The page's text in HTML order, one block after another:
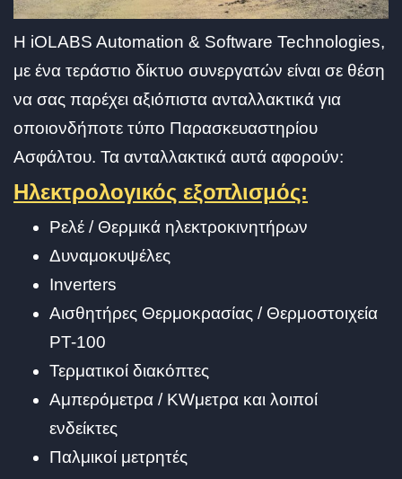
Η iOLABS Automation & Software Technologies,
με ένα τεράστιο δίκτυο συνεργατών είναι σε θέση
να σας παρέχει αξιόπιστα ανταλλακτικά για
οποιονδήποτε τύπο Παρασκευαστηρίου
Ασφάλτου. Τα ανταλλακτικά αυτά αφορούν:
Ηλεκτρολογικός εξοπλισμός:
Ρελέ / Θερμικά ηλεκτροκινητήρων
Δυναμοκυψέλες
Inverters
Αισθητήρες Θερμοκρασίας / Θερμοστοιχεία
PT-100
Τερματικοί διακόπτες
Αμπερόμετρα / KWμετρα και λοιποί
ενδείκτες
Παλμικοί μετρητές